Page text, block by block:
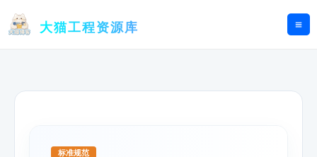
大猫工程资源库
标准规范